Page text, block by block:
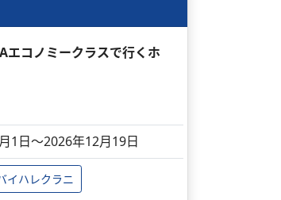
コノミークラスで行くホ
1日～2026年12月19日
イハレクラニ